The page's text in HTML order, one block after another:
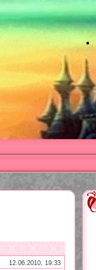
12.06.2010, 19:33